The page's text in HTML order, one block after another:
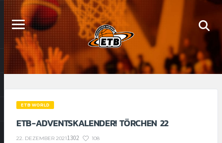
ETB WORLD
ETB-ADVENTSKALENDER! TÖRCHEN 22
22. DEZEMBER 20211302 108